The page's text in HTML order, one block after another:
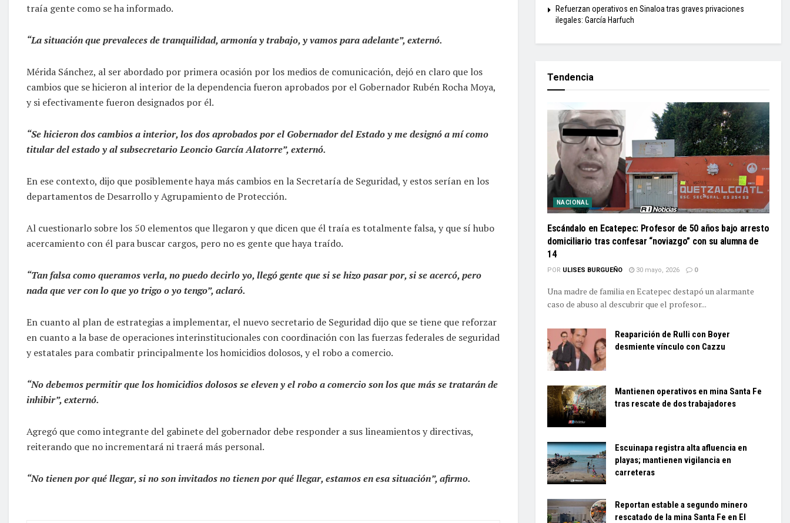
traía gente como se ha informado.
“La situación que prevaleces de tranquilidad, armonía y trabajo, y vamos para adelante”, externó.
Mérida Sánchez, al ser abordado por primera ocasión por los medios de comunicación, dejó en claro que los
cambios que se hicieron al interior de la dependencia fueron aprobados por el Gobernador Rubén Rocha Moya,
y si efectivamente fueron designados por él.
“Se hicieron dos cambios a interior, los dos aprobados por el Gobernador del Estado y me designó a mí como
titular del estado y al subsecretario Leoncio García Alatorre”, externó.
En ese contexto, dijo que posiblemente haya más cambios en la Secretaría de Seguridad, y estos serían en los
departamentos de Desarrollo y Agrupamiento de Protección.
Al cuestionarlo sobre los 50 elementos que llegaron y que dicen que él traía es totalmente falsa, y que sí hubo
acercamiento con él para buscar cargos, pero no es gente que haya traído.
“Tan falsa como queramos verla, no puedo decirlo yo, llegó gente que si se hizo pasar por, si se acercó, pero
nada que ver con lo que yo trigo o yo tengo”, aclaró.
En cuanto al plan de estrategias a implementar, el nuevo secretario de Seguridad dijo que se tiene que reforzar
en cuanto a la base de operaciones interinstitucionales con coordinación con las fuerzas federales de seguridad
y estatales para combatir principalmente los homicidios dolosos, y el robo a comercio.
“No debemos permitir que los homicidios dolosos se eleven y el robo a comercio son los que más se tratarán de
inhibir”, externó.
Agregó que como integrante del gabinete del gobernador debe responder a sus lineamientos y directivas,
reiterando que no incrementará ni traerá más personal.
“No tienen por qué llegar, si no son invitados no tienen por qué llegar, estamos en esa situación”, afirmo.
Refuerzan operativos en Sinaloa tras graves privaciones
ilegales: García Harfuch
Tendencia
NACIONAL
Escándalo en Ecatepec: Profesor de 50 años bajo arresto
domiciliario tras confesar “noviazgo” con su alumna de
14
POR ULISES BURGUEÑO 30 mayo, 2026 0
Una madre de familia en Ecatepec destapó un alarmante
caso de abuso al descubrir que el profesor...
Reaparición de Rulli con Boyer
desmiente vínculo con Cazzu
Mantienen operativos en mina Santa Fe
tras rescate de dos trabajadores
Escuinapa registra alta afluencia en
playas; mantienen vigilancia en
carreteras
Reportan estable a segundo minero
rescatado de la mina Santa Fe en El